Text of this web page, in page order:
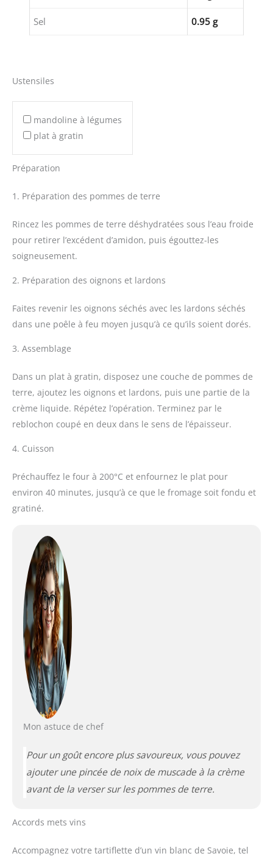
Sel 0.95 g
Ustensiles
mandoline à légumes
plat à gratin
Préparation
1. Préparation des pommes de terre
Rincez les pommes de terre déshydratées sous l’eau froide
pour retirer l’excédent d’amidon, puis égouttez-les
soigneusement.
2. Préparation des oignons et lardons
Faites revenir les oignons séchés avec les lardons séchés
dans une poêle à feu moyen jusqu’à ce qu’ils soient dorés.
3. Assemblage
Dans un plat à gratin, disposez une couche de pommes de
terre, ajoutez les oignons et lardons, puis une partie de la
crème liquide. Répétez l’opération. Terminez par le
reblochon coupé en deux dans le sens de l’épaisseur.
4. Cuisson
Préchauffez le four à 200°C et enfournez le plat pour
environ 40 minutes, jusqu’à ce que le fromage soit fondu et
gratiné.
Mon astuce de chef
Pour un goût encore plus savoureux, vous pouvez
ajouter une pincée de noix de muscade à la crème
avant de la verser sur les pommes de terre.
Accords mets vins
Accompagnez votre tartiflette d’un vin blanc de Savoie, tel